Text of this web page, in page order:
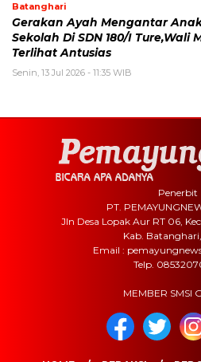
Batanghari
Gerakan Ayah Mengantar
Sekolah Di SDN 180/I Ture,Wali
Terlihat Antusias
Senin, 13 Jul 2026 - 11:35 WIB
Penerbit
PT.
Jln Desa Lopak Aur RT 06,
Kab.
Email :
Telp.
MEMBER SMSI